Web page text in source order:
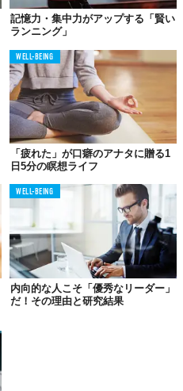
が出て
や考えを相手に伝える幅が増
力も身についてきます。
記憶力・集中力がアップする「賢い
ランニング」
WELL-BEING
「疲れた」が口癖のアナタに贈る1
日5分の瞑想ライフ
WELL-BEING
内向的な人こそ「優秀なリーダー」
だ！その理由と研究結果